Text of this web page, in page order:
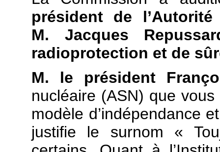
président de
M. Jacques
radioprotection et de
M. le président
nucléaire (ASN) que
modèle d’indépendance
justifie le surnom «